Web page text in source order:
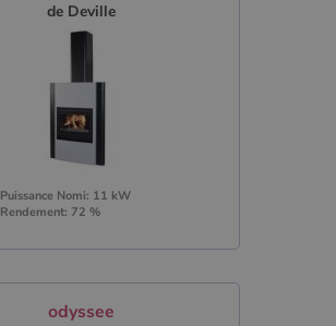
de Deville
Puissance Nomi: 11 kW
Rendement: 72 %
odyssee